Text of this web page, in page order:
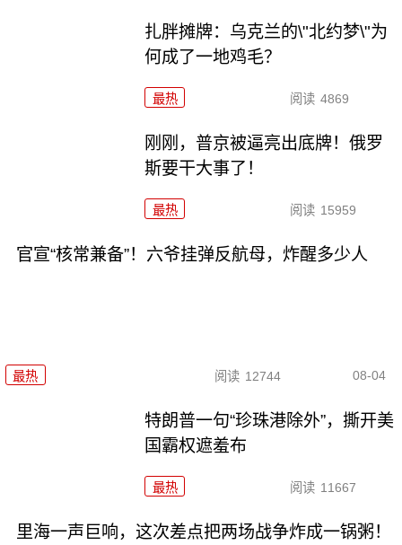
扎胖摊牌：乌克兰的\"北约梦\"为
何成了一地鸡毛？
最热 阅读 4869
刚刚，普京被逼亮出底牌！俄罗
斯要干大事了！
最热 阅读 15959
官宣“核常兼备”！六爷挂弹反航母，炸醒多少人
最热 阅读 12744 08-04
特朗普一句“珍珠港除外”，撕开美
国霸权遮羞布
最热 阅读 11667
里海一声巨响，这次差点把两场战争炸成一锅粥！